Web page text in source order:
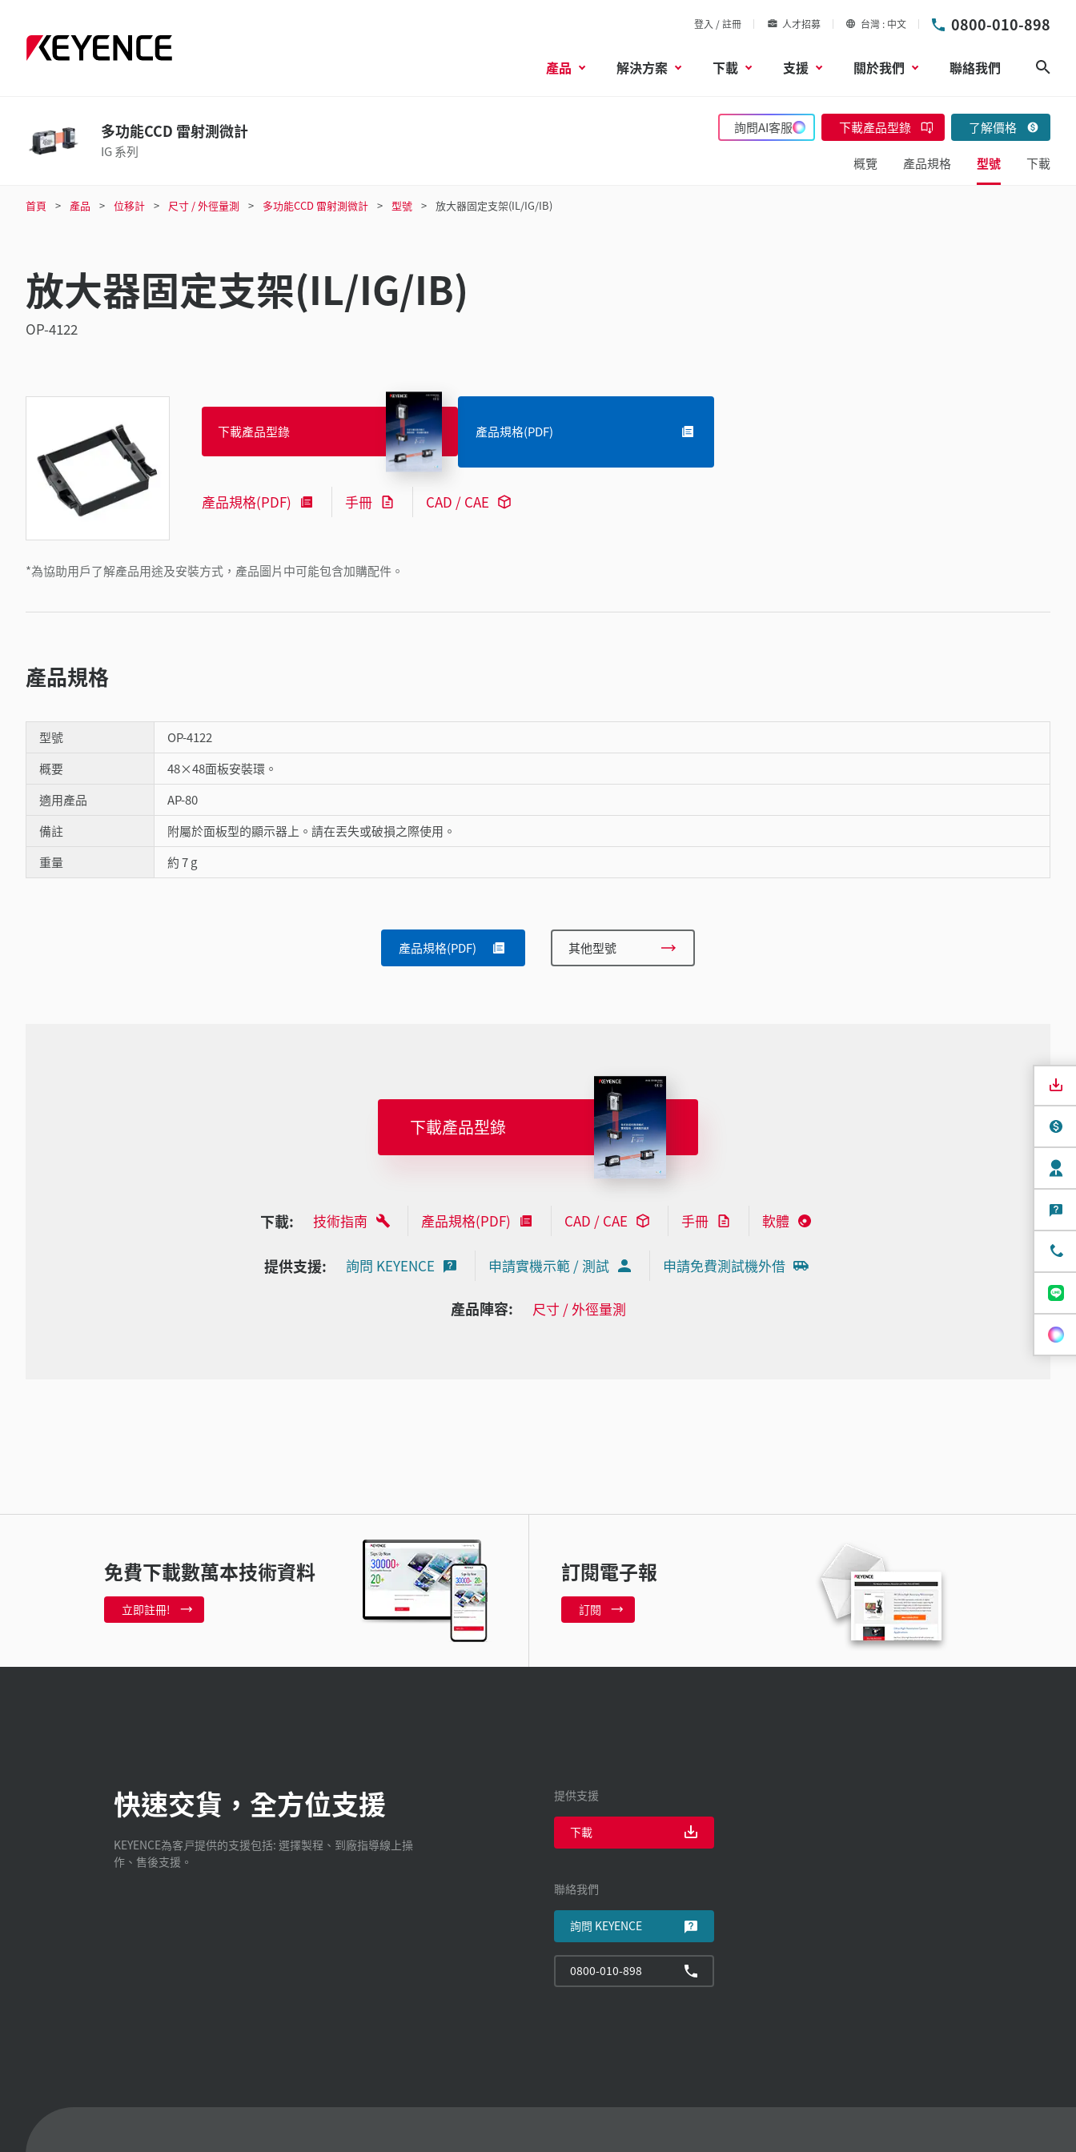
登入 / 註冊 人才招募 台灣 中文 0800-010-898
產品 解決方案 下載 支援 關於我們 聯絡我們
多功能CCD 雷射測微計
IG 系列
詢問AI客服 下載產品型錄 了解價格
概覽 產品規格 型號 下載
首頁 產品 位移計 尺寸 / 外徑量測 多功能CCD 雷射測微計 型號 放大器固定支架(IL/IG/IB)
放大器固定支架(IL/IG/IB)
OP-4122
*為協助用戶了解產品用途及安裝方式，產品圖片中可能包含加購配件。
下載產品型錄 產品規格(PDF)
產品規格(PDF) 手冊 CAD / CAE
產品規格
型號
OP-4122
概要
48×48面板安裝環。
適用產品
AP-80
備註
附屬於面板型的顯示器上。請在丟失或破損之際使用。
重量
約 7 g
產品規格(PDF) 其他型號
下載產品型錄
下載: 技術指南 產品規格(PDF) CAD / CAE 手冊 軟體
提供支援: 詢問 KEYENCE 申請實機示範 / 測試 申請免費測試機外借
產品陣容: 尺寸 / 外徑量測
免費下載數萬本技術資料
立即註冊!
訂閱電子報
訂閱
快速交貨，全方位支援
KEYENCE為客戸提供的支援包括: 選擇製程、到廠指導線上操
作、售後支援。
提供支援
下載
聯絡我們
詢問 KEYENCE
0800-010-898